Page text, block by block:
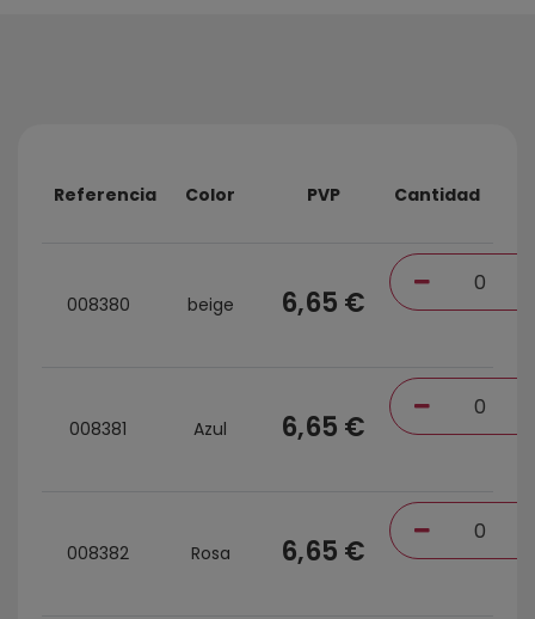
Referencia Color PVP Cantidad
008380 beige 6,65 €
008381 Azul 6,65 €
008382 Rosa 6,65 €